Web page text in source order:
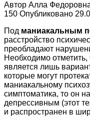
Автор Алла
150 Опубликовано
Под маниакальным
расстройство
преобладают
Необходимо
является лишь
которые могут
маниакальному
симптоматика, то он
депрессивным (этот
и распространен в